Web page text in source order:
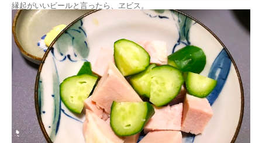
縁起がいいビールと言ったら、ヱビス。